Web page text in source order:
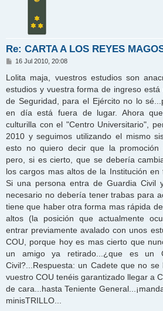
Re: CARTA A LOS REYES
M
n
a
j
e
16 Jul 2010, 20:08
Lolita maja, vuestros estudios son
estudios y vuestra forma de ingreso
de Seguridad, para el Ejército no lo
en día está fuera de lugar. Ahora
culturilla con el "Centro Universitario",
2010 y seguimos utilizando el mismo
esto no quiero decir que la promoción
pero, si es cierto, que se debería
los cargos mas altos de la Institución
Si una persona entra de Guardia Civil
necesario no debería tener trabas para
tiene que haber otra forma mas rápida
altos (la posición que actualmente
entrar previamente avalado con unos
COU, porque hoy es mas cierto que
un amigo ya retirado...¿que es un
Civil?...Respuesta: un Cadete que no
vuestro COU tenéis garantizado llegar a
de cara...hasta Teniente
minisTRILLO...